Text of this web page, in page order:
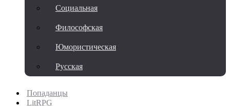
Социальная
Философская
Юмористическая
Русская
Попаданцы
LitRPG